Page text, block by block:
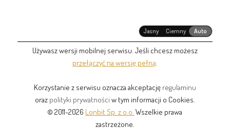
Jasny Ciemny Auto
Używasz wersji mobilnej serwisu. Jeśli chcesz możesz
przełączyć na wersję pełną
Korzystanie z serwisu oznacza akceptację regulaminu
oraz polityki prywatności w tym informacji o Cookies.
© 2011-2026 Lonbit Sp. z o.o. Wszelkie prawa
zastrzeżone.